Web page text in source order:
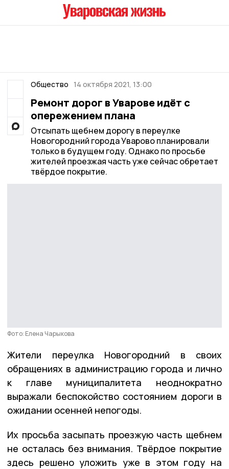
Общество 14 октября 2021, 13:00
Ремонт дорог в Уварове идёт с
опережением плана
Отсыпать щебнем дорогу в переулке
Новогородний города Уварово планировали
только в будущем году. Однако по просьбе
жителей проезжая часть уже сейчас обретает
твёрдое покрытие.
Фото: Елена Чарыкова
Жители переулка Новогородний в своих
обращениях в администрацию города и лично
к главе муниципалитета неоднократно
выражали беспокойство состоянием дороги в
ожидании осенней непогоды.
Их просьба засыпать проезжую часть щебнем
не осталась без внимания. Твёрдое покрытие
здесь решено уложить уже в этом году на